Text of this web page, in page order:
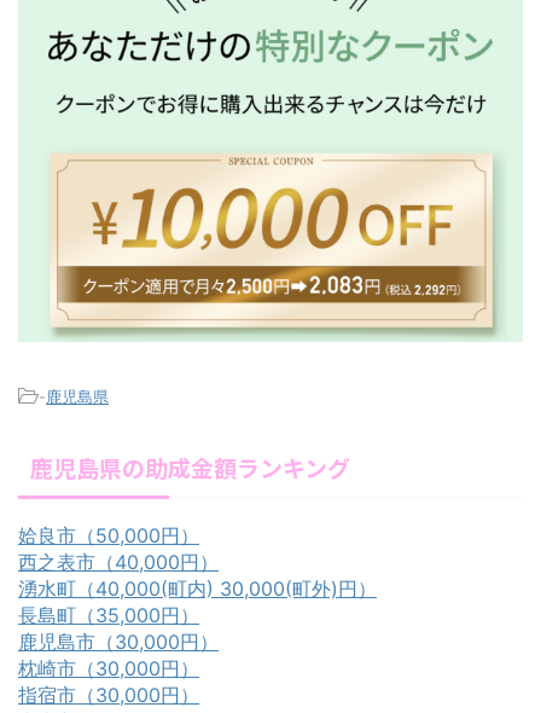
-鹿児島県
鹿児島県の助成金額ランキング
姶良市（50,000円）
西之表市（40,000円）
湧水町（40,000(町内) 30,000(町外)円）
長島町（35,000円）
鹿児島市（30,000円）
枕崎市（30,000円）
指宿市（30,000円）